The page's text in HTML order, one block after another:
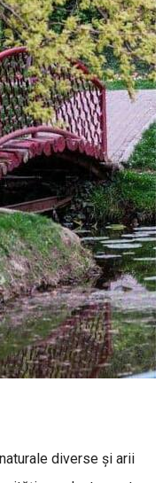
diverse și arii